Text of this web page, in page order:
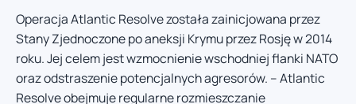
Operacja Atlantic Resolve została zainicjowana przez
Stany Zjednoczone po aneksji Krymu przez Rosję w 2014
roku. Jej celem jest wzmocnienie wschodniej flanki NATO
oraz odstraszenie potencjalnych agresorów. – Atlantic
Resolve obejmuje regularne rozmieszczanie